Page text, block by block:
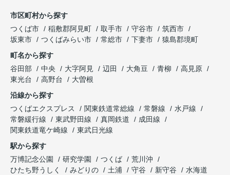
市区町村から探す
つくば市
稲敷郡阿見町 取手市 守谷市
筑西市
坂東市
つくばみらい市 常総市 下妻市
猿島郡境町
町名から探す
谷田部
中央 大字阿見 辺田 大角豆 青柳
高見原
東光台
高野台
大曽根
沿線から探す
つくばエクスプレス
関東鉄道常総線 常磐線
水戸線
常磐緩行線
東武野田線 真岡鉄道
成田線
関東鉄道竜ケ崎線
東武日光線
駅から探す
万博記念公園
研究学園 つくば
荒川沖
ひたち野うしく
みどりの 土浦 守谷 新守谷 水海道